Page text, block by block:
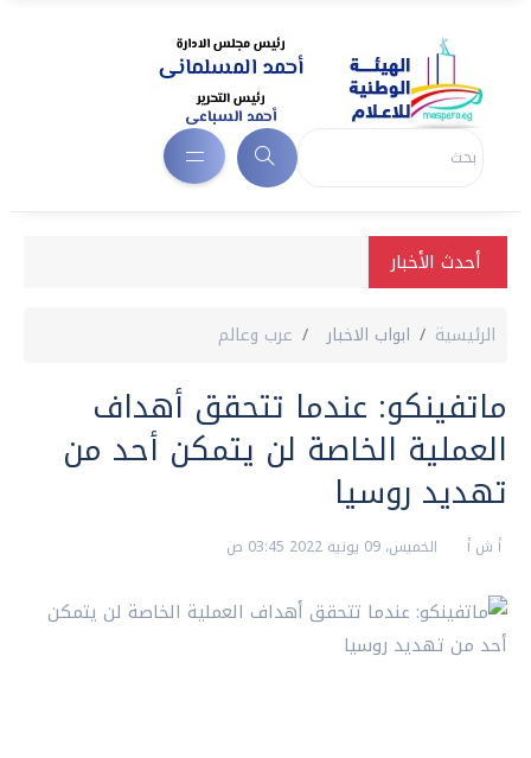
أحدث الأخبار
الرئيسية ابواب الاخبار عرب وعالم
ماتفينكو: عندما تتحقق أهداف
العملية الخاصة لن يتمكن أحد من
تهديد روسيا
أ ش أ الخميس، 09 يونيه 2022 03:45 ص